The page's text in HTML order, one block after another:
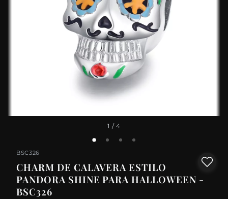
1 / 4
BSC326
CHARM DE CALAVERA ESTILO
PANDORA SHINE PARA HALLOWEEN -
BSC326